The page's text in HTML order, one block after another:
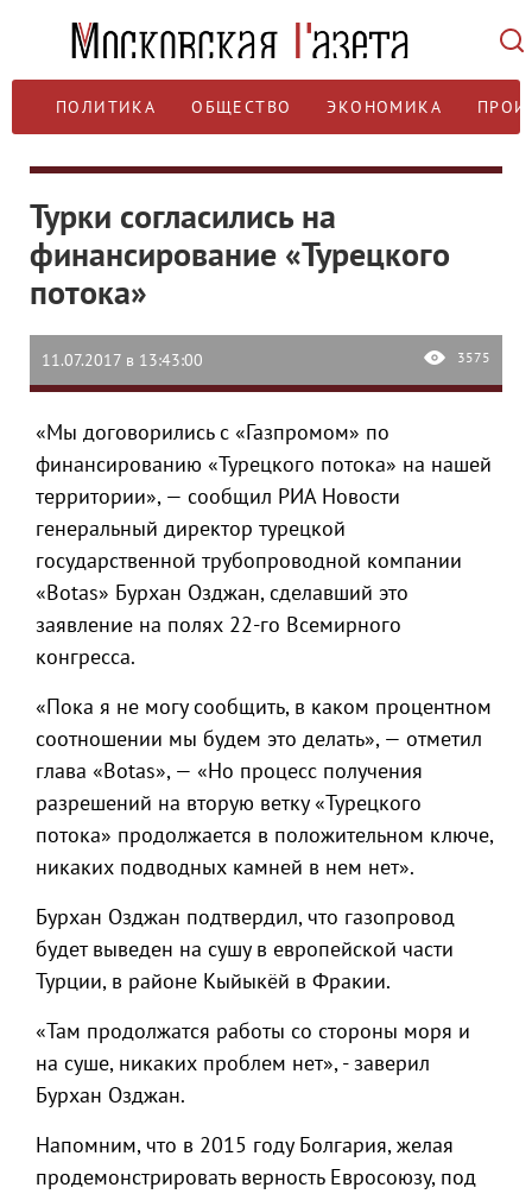
ПОЛИТИКА ОБЩЕСТВО ЭКОНОМИКА
Турки согласились на
финансирование «Турецкого
потока»
11.07.2017 в 13:43:00 3575
«Мы договорились с «Газпромом» по
финансированию «Турецкого потока» на нашей
территории», — сообщил РИА Новости
генеральный директор турецкой
государственной трубопроводной компании
«Botas» Бурхан Озджан, сделавший это
заявление на полях 22-го Всемирного
конгресса.
«Пока я не могу сообщить, в каком процентном
соотношении мы будем это делать», — отметил
глава «Botas», — «Но процесс получения
разрешений на вторую ветку «Турецкого
потока» продолжается в положительном ключе,
никаких подводных камней в нем нет».
Бурхан Озджан подтвердил, что газопровод
будет выведен на сушу в европейской части
Турции, в районе Кыйыкёй в Фракии.
«Там продолжатся работы со стороны моря и
на суше, никаких проблем нет», - заверил
Бурхан Озджан.
Напомним, что в 2015 году Болгария, желая
продемонстрировать верность Евросоюзу, под